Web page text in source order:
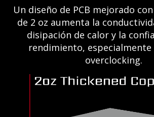
Un diseño de PCB mejorado
de 2 oz aumenta la
disipación de calor y la
rendimiento,
overclocking.